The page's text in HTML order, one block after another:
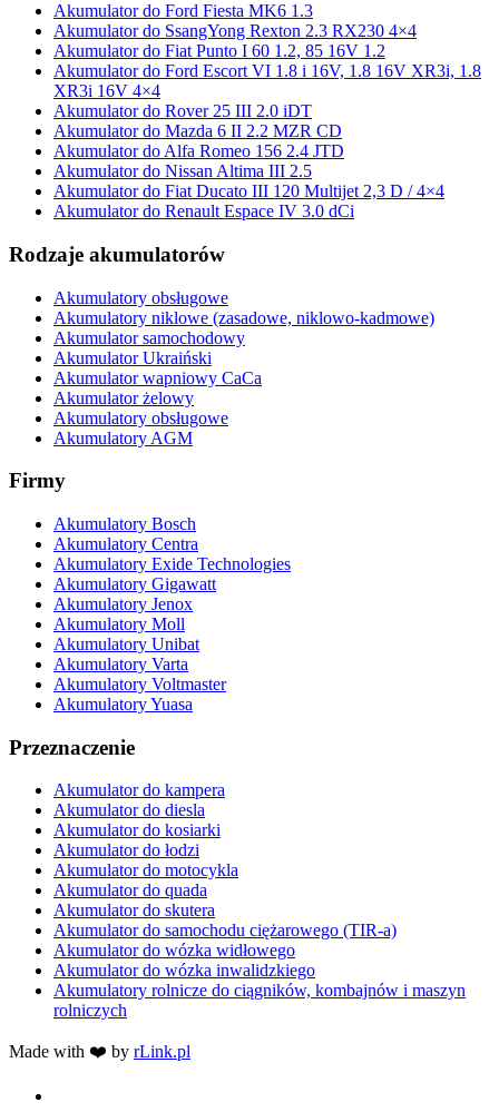
Akumulator do Ford Fiesta MK6 1.3
Akumulator do SsangYong Rexton 2.3 RX230 4×4
Akumulator do Fiat Punto I 60 1.2, 85 16V 1.2
Akumulator do Ford Escort VI 1.8 i 16V, 1.8 16V XR3i, 1.8
XR3i 16V 4×4
Akumulator do Rover 25 III 2.0 iDT
Akumulator do Mazda 6 II 2.2 MZR CD
Akumulator do Alfa Romeo 156 2.4 JTD
Akumulator do Nissan Altima III 2.5
Akumulator do Fiat Ducato III 120 Multijet 2,3 D / 4×4
Akumulator do Renault Espace IV 3.0 dCi
Rodzaje akumulatorów
Akumulatory obsługowe
Akumulatory niklowe (zasadowe, niklowo-kadmowe)
Akumulator samochodowy
Akumulator Ukraiński
Akumulator wapniowy CaCa
Akumulator żelowy
Akumulatory obsługowe
Akumulatory AGM
Firmy
Akumulatory Bosch
Akumulatory Centra
Akumulatory Exide Technologies
Akumulatory Gigawatt
Akumulatory Jenox
Akumulatory Moll
Akumulatory Unibat
Akumulatory Varta
Akumulatory Voltmaster
Akumulatory Yuasa
Przeznaczenie
Akumulator do kampera
Akumulator do diesla
Akumulator do kosiarki
Akumulator do łodzi
Akumulator do motocykla
Akumulator do quada
Akumulator do skutera
Akumulator do samochodu ciężarowego (TIR-a)
Akumulator do wózka widłowego
Akumulator do wózka inwalidzkiego
Akumulatory rolnicze do ciągników, kombajnów i maszyn
rolniczych
Made with ❤️ by rLink.pl